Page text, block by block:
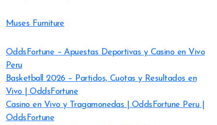
Muses Furniture
OddsFortune – Apuestas Deportivas y Casino en Vivo
Peru
Basketball 2026 – Partidos, Cuotas y Resultados en
Vivo | OddsFortune
Casino en Vivo y Tragamonedas | OddsFortune Peru |
OddsFortune